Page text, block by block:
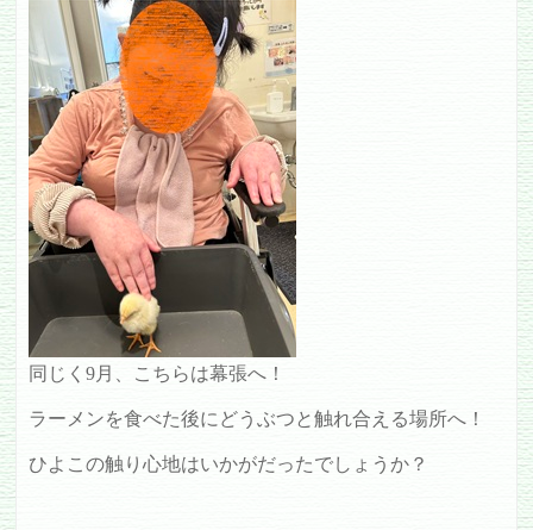
同じく9月、こちらは幕張へ！
ラーメンを食べた後にどうぶつと触れ合える場所へ！
ひよこの触り心地はいかがだったでしょうか？